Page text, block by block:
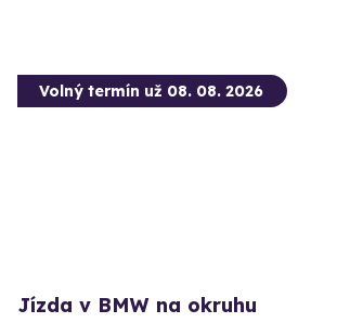
Volný termín už 08. 08. 2026
Jízda v BMW na okruhu